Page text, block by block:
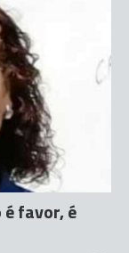
favor, é